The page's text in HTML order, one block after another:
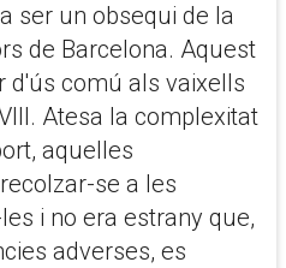
ser un obsequi de la
de Barcelona. Aquest
d'ús comú als vaixells
Atesa la complexitat
aquelles
se a les
i no era estrany que,
adverses, es